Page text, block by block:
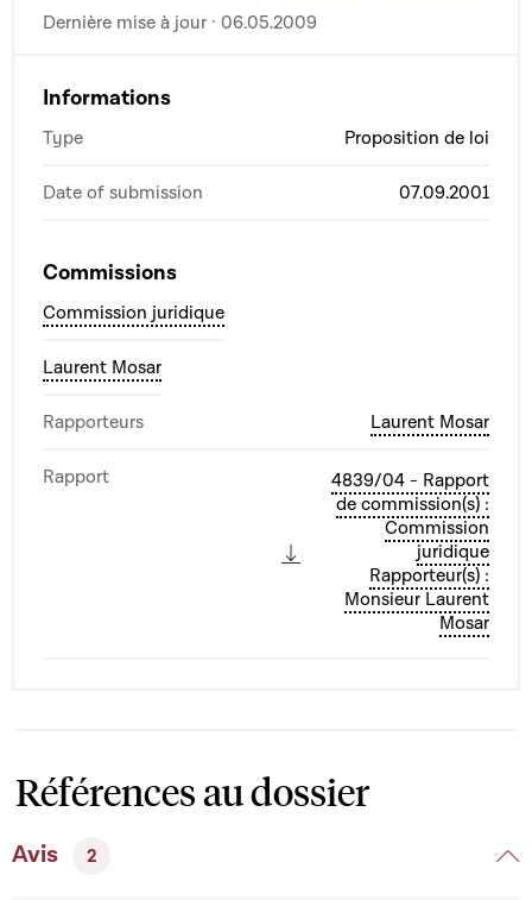
Dernière mise à jour · 06.05.2009
Informations
Type Proposition de loi
Date of submission 07.09.2001
Commissions
Commission juridique
Laurent Mosar
Rapporteurs Laurent Mosar
Rapport
4839/04 - Rapport
de commission(s) :
Commission
juridique
Rapporteur(s) :
Monsieur Laurent
Mosar
Références au dossier
Avis 2